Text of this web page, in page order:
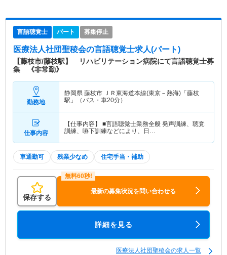
言語聴覚士 パート 募集停止
医療法人社団聖稜会の言語聴覚士求人(パート)
【藤枝市/藤枝駅】 リハビリテーション病院にて言語聴覚士募
集 《非常勤》
勤務地
静岡県 藤枝市 ＪＲ東海道本線(東京－熱海)「藤枝
駅」（バス・車20分）
仕事内容
【仕事内容】 ■言語聴覚士業務全般 発声訓練、聴覚
訓練、嚥下訓練などにより、日…
車通勤可 残業少なめ 住宅手当・補助
保存する
最新の募集状況を問い合わせる
詳細を見る
医療法人社団聖稜会の求人一覧